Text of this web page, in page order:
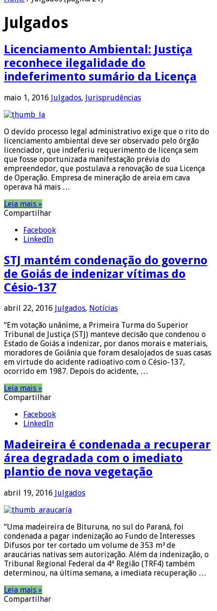
Julgados
Licenciamento Ambiental: Justiça
reconhece ilegalidade do
indeferimento sumário da Licença
maio 1, 2016 Julgados, Jurisprudências
O devido processo legal administrativo exige que o rito do
licenciamento ambiental deve ser observado pelo órgão
licenciador, que indeferiu requerimento de licença sem
que fosse oportunizada manifestação prévia do
empreendedor, que postulava a renovação de sua Licença
de Operação. Empresa de mineração de areia em cava
operava há mais …
Leia mais »
Compartilhar
Facebook
LinkedIn
STJ mantém condenação do governo
de Goiás de indenizar vítimas do
Césio-137
abril 22, 2016 Julgados, Notícias
“Em votação unânime, a Primeira Turma do Superior
Tribunal de Justiça (STJ) manteve decisão que condenou o
Estado de Goiás a indenizar, por danos morais e materiais,
moradores de Goiânia que foram desalojados de suas casas
em virtude do acidente radioativo com o Césio-137,
ocorrido em 1987. Depois do acidente, …
Leia mais »
Compartilhar
Facebook
LinkedIn
Madeireira é condenada a recuperar
área degradada com o imediato
plantio de nova vegetação
abril 19, 2016 Julgados
“Uma madeireira de Bituruna, no sul do Paraná, foi
condenada a pagar indenização ao Fundo de Interesses
Difusos por ter cortado um volume de 353 m³ de
araucárias nativas sem autorização. Além da indenização, o
Tribunal Regional Federal da 4ª Região (TRF4) também
determinou, na última semana, a imediata recuperação …
Leia mais »
Compartilhar